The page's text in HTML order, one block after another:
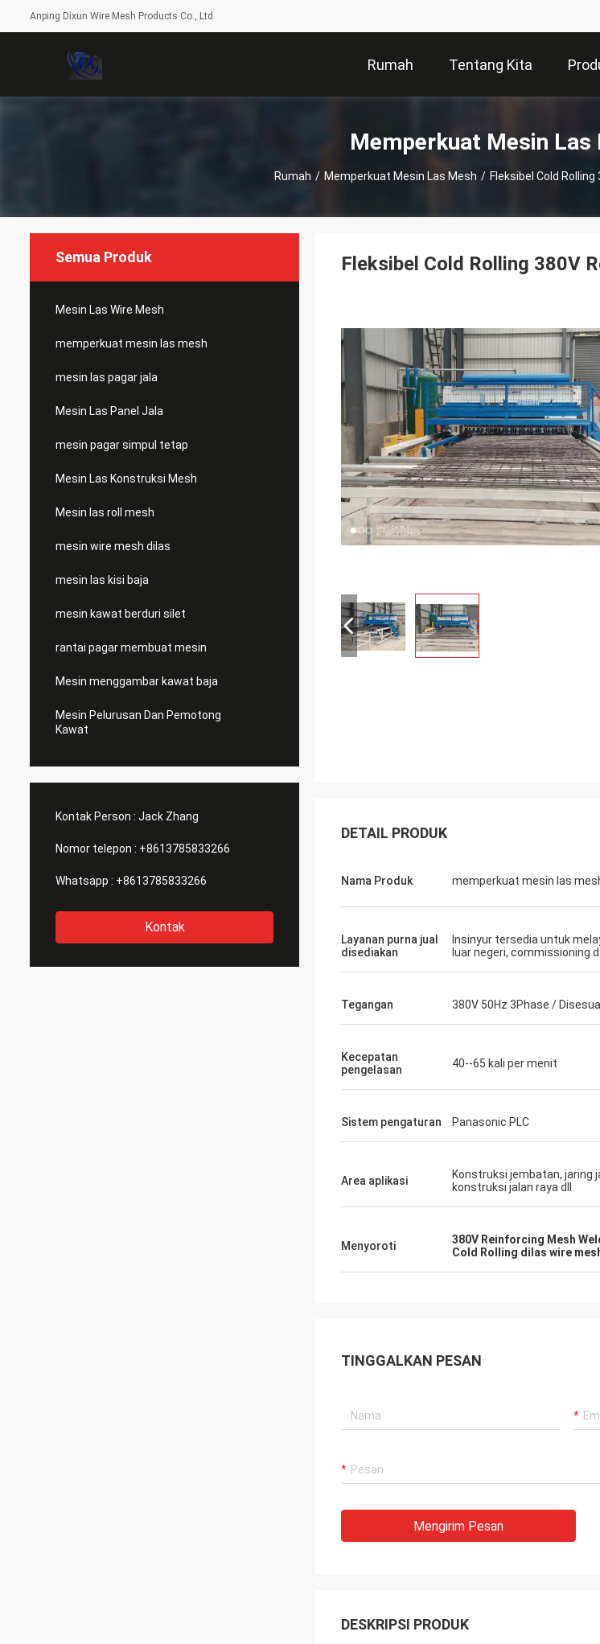
Anping Dixun Wire Mesh Products Co., Ltd
Rumah Tentang Kita
Memperkuat Mesin Las
Rumah / Memperkuat Mesin Las Mesh / Fleksibel Cold
Semua Produk
Mesin Las Wire Mesh
memperkuat mesin las mesh
mesin las pagar jala
Mesin Las Panel Jala
mesin pagar simpul tetap
Mesin Las Konstruksi Mesh
Mesin las roll mesh
mesin wire mesh dilas
mesin las kisi baja
mesin kawat berduri silet
rantai pagar membuat mesin
Mesin menggambar kawat baja
Mesin Pelurusan Dan Pemotong
Kawat
Kontak Person : Jack Zhang
Nomor telepon : +8613785833266
Whatsapp : +8613785833266
Kontak
Fleksibel Cold Rolling 380V
DETAIL PRODUK
Nama Produk memperkuat mesin las
Layanan purna jual
disediakan
Insinyur tersedia untuk
luar negeri, commissioning
Tegangan 380V 50Hz 3Phase /
Kecepatan
pengelasan
40--65 kali per menit
Sistem pengaturan Panasonic PLC
Area aplikasi
Konstruksi jembatan, jaring
konstruksi jalan raya dll
Menyoroti 380V Reinforcing Mesh
Cold Rolling dilas wire
TINGGALKAN PESAN
Mengirim Pesan
DESKRIPSI PRODUK